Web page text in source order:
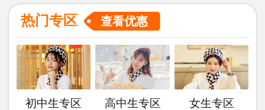
金典总厨专业 25 8 技术+学籍 预约报名
30 10
西餐主厨专业 9 技术+学籍 预约报名
时尚西点专业 49 5 技术+学籍 预约报名
热门专区 查看优惠
初中生专区 高中生专区 女生专区